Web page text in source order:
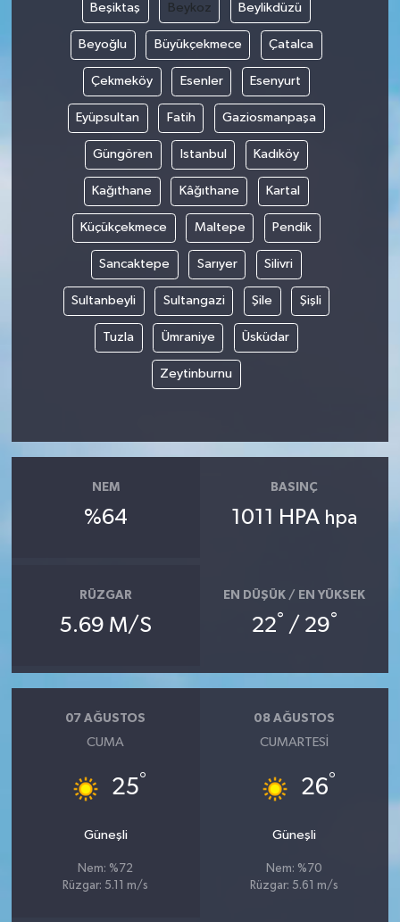
Beşiktaş Beykoz Beylikdüzü
Beyoğlu Büyükçekmece Çatalca
Çekmeköy Esenler Esenyurt
Eyüpsultan Fatih Gaziosmanpaşa
Güngören Istanbul Kadıköy
Kağıthane Kâğıthane Kartal
Küçükçekmece Maltepe Pendik
Sancaktepe Sarıyer Silivri
Sultanbeyli Sultangazi Şile Şişli
Tuzla Ümraniye Üsküdar
Zeytinburnu
NEM
%64
BASINÇ
1011 HPA hpa
RÜZGAR
5.69 M/S
EN DÜŞÜK / EN YÜKSEK
22° / 29°
07 AĞUSTOS
CUMA
25°
Güneşli
Nem: %72
Rüzgar: 5.11 m/s
08 AĞUSTOS
CUMARTESI
26°
Güneşli
Nem: %70
Rüzgar: 5.61 m/s